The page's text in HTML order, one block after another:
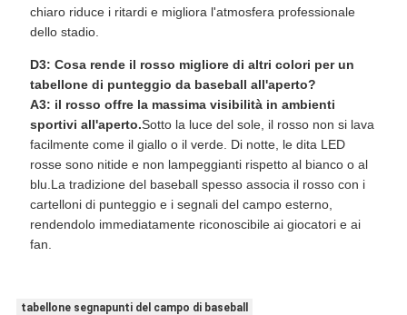
chiaro riduce i ritardi e migliora l'atmosfera professionale
dello stadio.
D3: Cosa rende il rosso migliore di altri colori per un
tabellone di punteggio da baseball all'aperto?
A3: il rosso offre la massima visibilità in ambienti
sportivi all'aperto.Sotto la luce del sole, il rosso non si lava
facilmente come il giallo o il verde. Di notte, le dita LED
rosse sono nitide e non lampeggianti rispetto al bianco o al
blu.La tradizione del baseball spesso associa il rosso con i
cartelloni di punteggio e i segnali del campo esterno,
rendendolo immediatamente riconoscibile ai giocatori e ai
fan.
tabellone segnapunti del campo di baseball